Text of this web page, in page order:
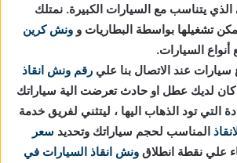
الذي يتناسب مع السيارات الكبيرة. نمتلك
تشغيلها بواسطة البطاريات و ونش كرين
السيارات.
عند الاتصال بنا علي رقم ونش انقاذ
كان لديك عطل او حادث تعرضت الية سياراتك
التي تود الذهاب اليها ، ليتثني لفريق خدمة
المناسب لحجم سياراتك وتحديد سعر
علي نقطة انطلاق ونش انقاذ السيارات في